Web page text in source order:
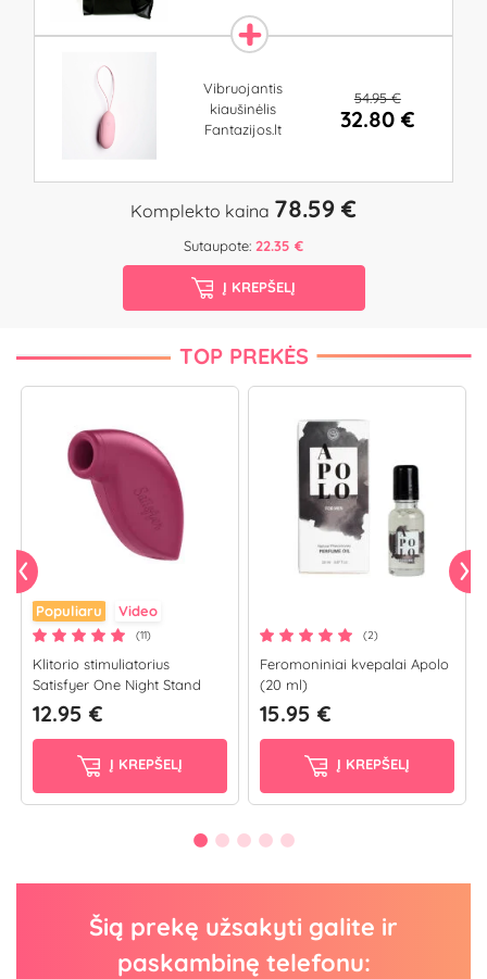
Vibruojantis
kiaušinėlis
Fantazijos.lt
54.95 €
32.80 €
Komplekto kaina 78.59 €
Sutaupote: 22.35 €
Į KREPŠELĮ
TOP PREKĖS
Populiaru Video
(11)
Klitorio stimuliatorius
Satisfyer One Night Stand
12.95 €
Į KREPŠELĮ
(2)
Feromoniniai kvepalai Apolo
(20 ml)
15.95 €
Į KREPŠELĮ
Šią prekę užsakyti galite ir
paskambinę telefonu: